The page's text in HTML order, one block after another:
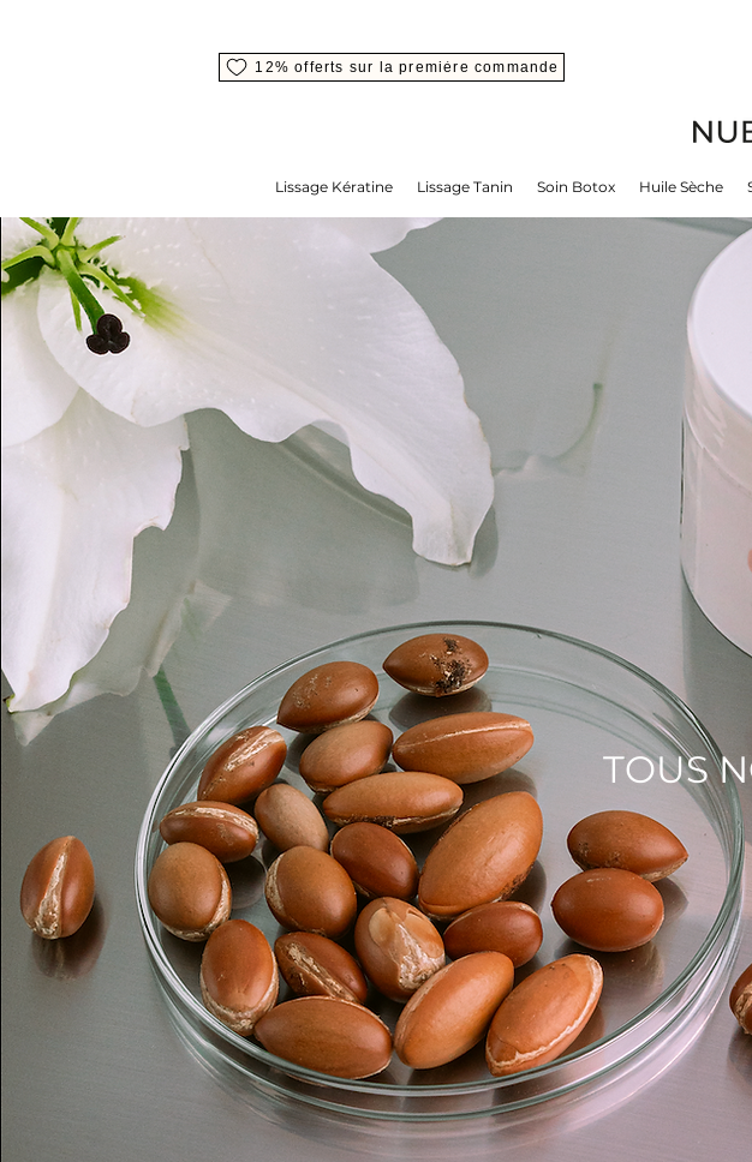
12% offerts sur la première commande
Lissage Kératine Lissage Tanin Soin Botox Huile Sèche
TOUS